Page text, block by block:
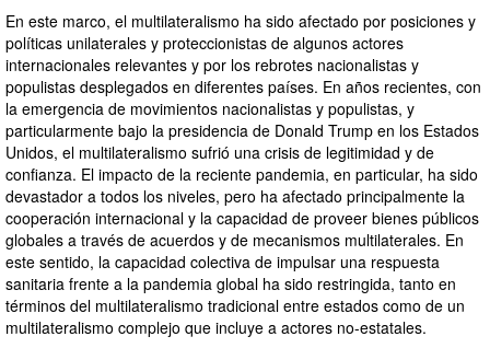
En este marco, el multilateralismo ha sido afectado por posiciones y
políticas unilaterales y proteccionistas de algunos actores
internacionales relevantes y por los rebrotes nacionalistas y
populistas desplegados en diferentes países. En años recientes, con
la emergencia de movimientos nacionalistas y populistas, y
particularmente bajo la presidencia de Donald Trump en los Estados
Unidos, el multilateralismo sufrió una crisis de legitimidad y de
confianza. El impacto de la reciente pandemia, en particular, ha sido
devastador a todos los niveles, pero ha afectado principalmente la
cooperación internacional y la capacidad de proveer bienes públicos
globales a través de acuerdos y de mecanismos multilaterales. En
este sentido, la capacidad colectiva de impulsar una respuesta
sanitaria frente a la pandemia global ha sido restringida, tanto en
términos del multilateralismo tradicional entre estados como de un
multilateralismo complejo que incluye a actores no-estatales.